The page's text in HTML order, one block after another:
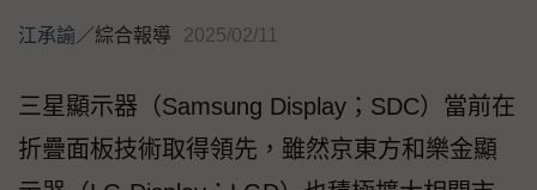
江承諭／綜合報導 2025/02/11
三星顯示器（Samsung Display；SDC）當前在
折疊面板技術取得領先，雖然京東方和樂金顯